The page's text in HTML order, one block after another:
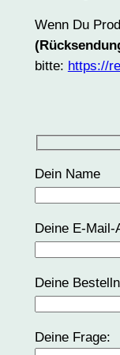
Wenn Du
bitte: https://
Dein Name
Deine E-Mail-
Deine
Deine Frage: